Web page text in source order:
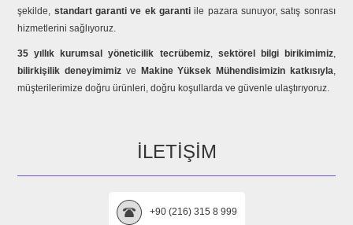
şekilde, standart garanti ve ek garanti ile pazara sunuyor, satış sonrası
hizmetlerini sağlıyoruz.
35 yıllık kurumsal yöneticilik tecrübemiz, sektörel bilgi birikimimiz,
bilirkişilik deneyimimiz ve Makine Yüksek Mühendisimizin katkısıyla,
müşterilerimize doğru ürünleri, doğru koşullarda ve güvenle ulaştırıyoruz.
İLETIŞIM
+90 (216) 315 8 999